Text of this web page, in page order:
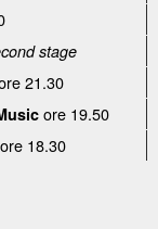
stage
21.30
ore 19.50
ore 18.30